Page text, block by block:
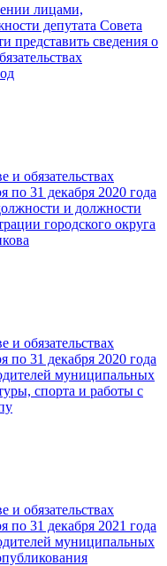
лицами,
депутата Совета
представить сведения о
обязательствах
по 31 декабря 2020 года
и должности
городского округа
обязательствах
по 31 декабря 2020 года
муниципальных
спорта и работы с
обязательствах
по 31 декабря 2021 года
муниципальных